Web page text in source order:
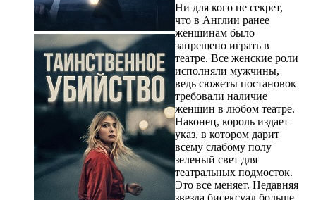
Ни для кого не секрет,
что в Англии ранее
женщинам было
запрещено играть в
театре. Все женские роли
исполняли мужчины,
ведь сюжеты постановок
требовали наличие
женщин в любом театре.
Наконец, король издает
указ, в котором дарит
всему слабому полу
зеленый свет для
театральных подмосток.
Это все меняет. Недавняя
звезда бисексуал больше